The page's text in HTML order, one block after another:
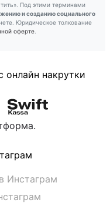
Под этими терминами
и созданию социального
Юридическое толкование
оферте.
онлайн накрутки
Инстаграм